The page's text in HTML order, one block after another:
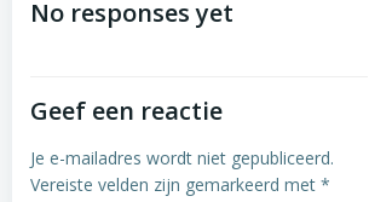
No responses yet
Geef een reactie
Je e-mailadres wordt niet gepubliceerd.
Vereiste velden zijn gemarkeerd met *